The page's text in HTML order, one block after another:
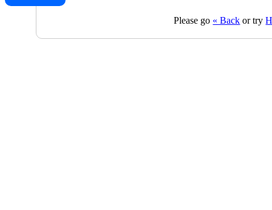
Please go « Back or try